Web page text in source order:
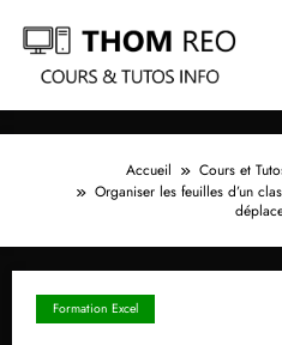
contenu
Accueil Cours et
Organiser les feuilles d’un
Formation Excel